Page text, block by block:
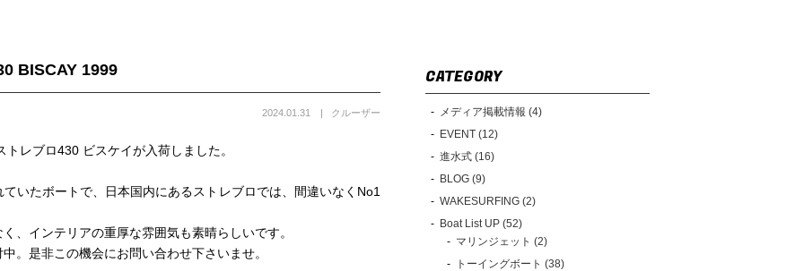
BISCAY 1999
2024.01.31 クルーザー
レブロ430 ビスケイが入荷しました。
いたボートで、日本国内にあるストレブロでは、間違いなくNo1
、インテリアの重厚な雰囲気も素晴らしいです。
。是非この機会にお問い合わせ下さいませ。
CATEGORY
メディア掲載情報 (4)
EVENT (12)
進水式 (16)
BLOG (9)
WAKESURFING (2)
Boat List UP (52)
マリンジェット (2)
トーイングボート (38)